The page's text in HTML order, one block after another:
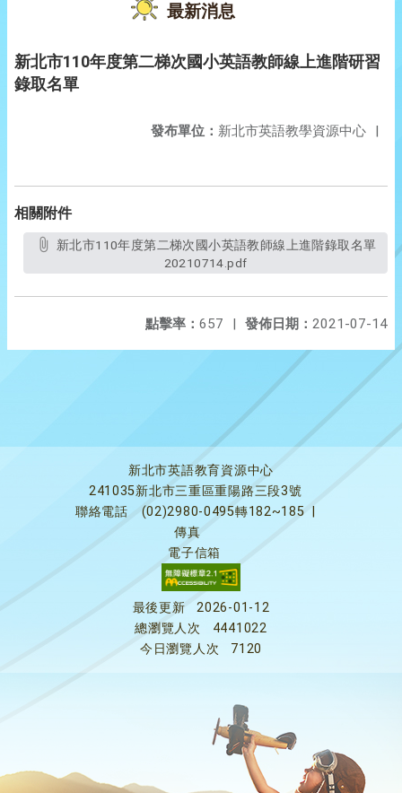
最新消息
新北市110年度第二梯次國小英語教師線上進階研習
錄取名單
發布單位： 新北市英語教學資源中心 |
相關附件
20210714.pdf
發佈日期： 2021-07-14
點擊率： 657 |
新北市英語教育資源中心
241035新北市三重區重陽路三段3號
聯絡電話
(02)2980-0495轉182~185
傳真
電子信箱
最後更新
2026-01-12
總瀏覽人次
4441022
今日瀏覽人次
7120